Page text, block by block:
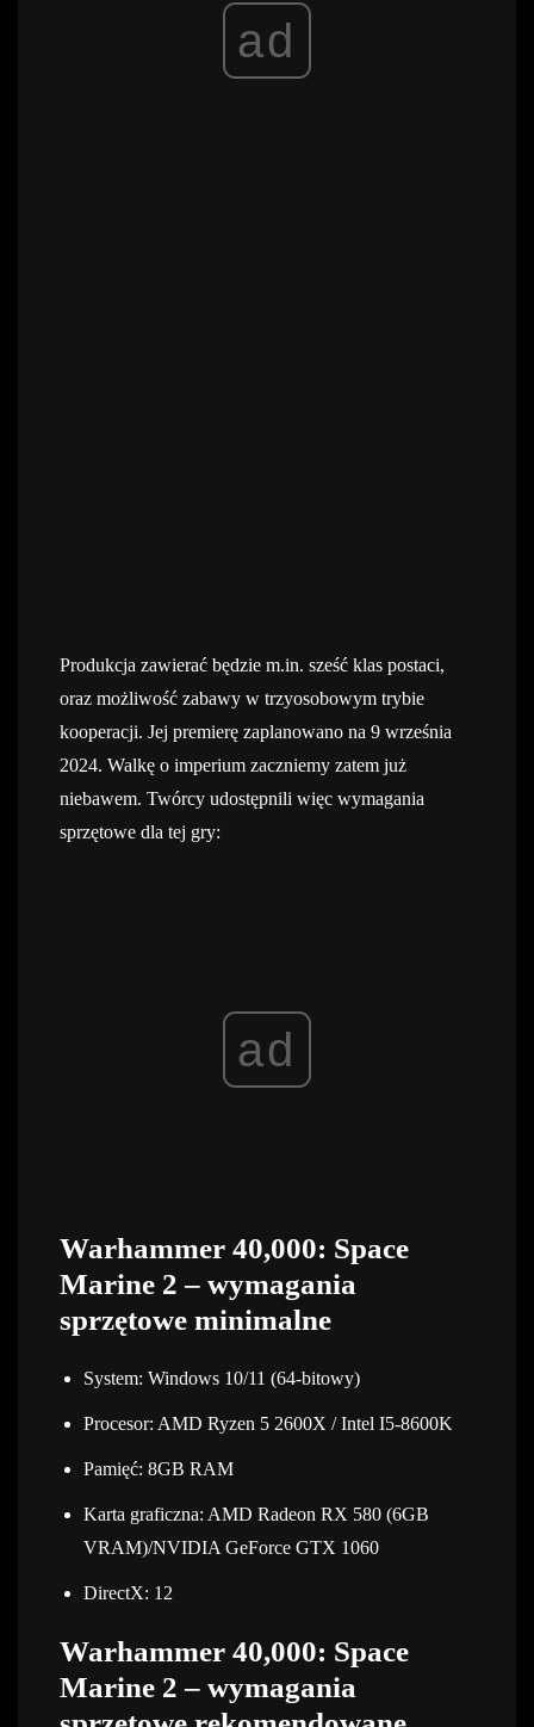
ad
Produkcja zawierać będzie m.in. sześć klas postaci,
oraz możliwość zabawy w trzyosobowym trybie
kooperacji. Jej premierę zaplanowano na 9 września
2024. Walkę o imperium zaczniemy zatem już
niebawem. Twórcy udostępnili więc wymagania
sprzętowe dla tej gry:
ad
Warhammer 40,000: Space
Marine 2 – wymagania
sprzętowe minimalne
System: Windows 10/11 (64-bitowy)
Procesor: AMD Ryzen 5 2600X / Intel I5-8600K
Pamięć: 8GB RAM
Karta graficzna: AMD Radeon RX 580 (6GB
VRAM)/NVIDIA GeForce GTX 1060
DirectX: 12
Warhammer 40,000: Space
Marine 2 – wymagania